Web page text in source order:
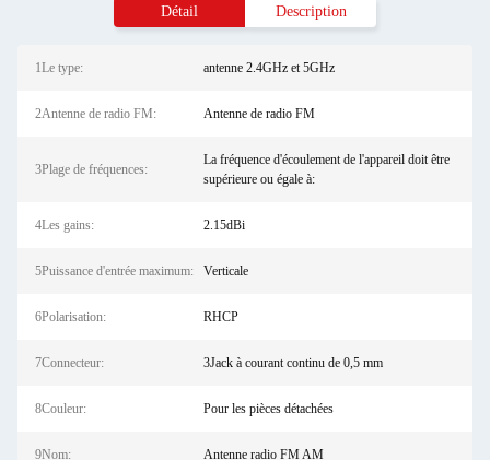
Détail Description
1Le type: antenne 2.4GHz et 5GHz
2Antenne de radio FM: Antenne de radio FM
3Plage de fréquences:
La fréquence d'écoulement de l'appareil doit être
supérieure ou égale à:
4Les gains: 2.15dBi
5Puissance d'entrée maximum: Verticale
6Polarisation: RHCP
7Connecteur: 3Jack à courant continu de 0,5 mm
8Couleur: Pour les pièces détachées
9Nom: Antenne radio FM AM